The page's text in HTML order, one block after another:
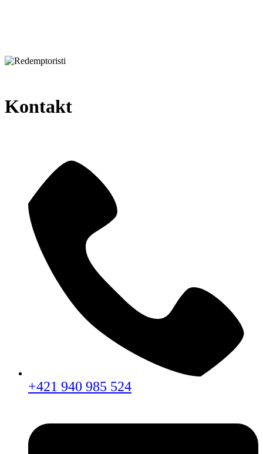
Kontakt
+421 940 985 524